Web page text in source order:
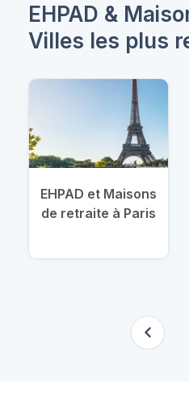
EHPAD &
Villes les plus
EHPAD et Maisons
de retraite à Paris